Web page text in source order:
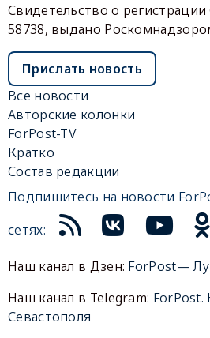
Свидетельство о
58738, выдано
Прислать новость
Все новости
Авторские колонки
ForPost-TV
Кратко
Состав редакции
Подпишитесь на новости
сетях:
Наш канал в Дзен: ForPost—
Наш канал в Telegram: ForPost.
Севастополя